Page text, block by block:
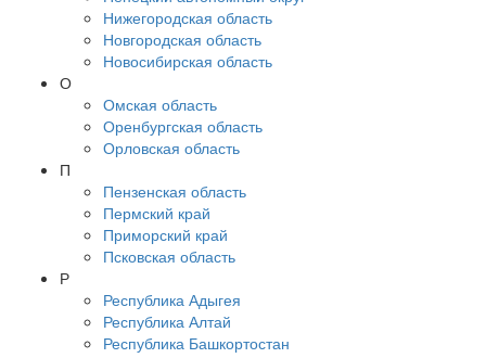
Нижегородская область
Новгородская область
Новосибирская область
О
Омская область
Оренбургская область
Орловская область
П
Пензенская область
Пермский край
Приморский край
Псковская область
Р
Республика Адыгея
Республика Алтай
Республика Башкортостан